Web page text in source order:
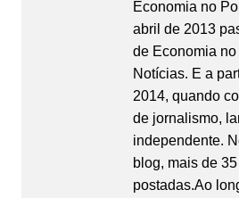
Economia no
abril de 2013
de Economia
Notícias. E a
2014, quando
de jornalismo,
independente.
blog, mais de
postadas.Ao